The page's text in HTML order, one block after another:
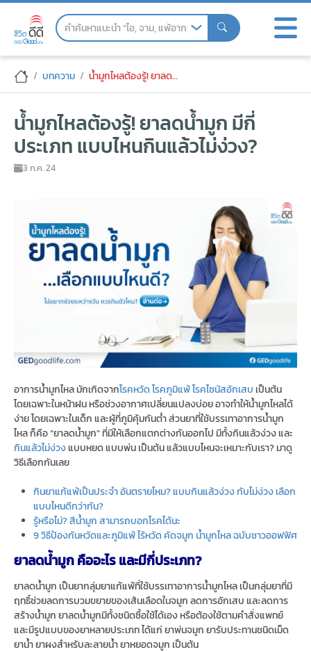
Skip
น้ำมูกไหลต้องรู้! ยาลดน้ำมูก มีกี่ประเภท แ
บทความ น้ำมูกไหลต้องรู้! ยาลดน้ำมูก มีกี่ประเภท แบบไหนกินแล้วไม่ง่วง?
น้ำมูกไหลต้องรู้! ยาลดน้ำมูก มีกี่
ประเภท แบบไหนกินแล้วไม่ง่วง?
3 ก.ค. 24
อาการน้ำมูกไหล มักเกิดจากโรคหวัด โรคภูมิแพ้โรคไซนัสอักเสบ เป็นต้น
โดยเฉพาะในหน้าฝน หรือช่วงอากาศเปลี่ยนแปลงบ่อย อาจทำให้น้ำมูกไหลได้
ง่าย โดยเฉพาะในเด็ก และผู้ที่ภูมิคุ้มกันต่ำ ส่วนยาที่ใช้บรรเทาอาการน้ำมูก
ไหล ก็คือ “ยาลดน้ำมูก” ที่มีให้เลือกแตกต่างกันออกไป มีทั้งกินแล้วง่วง และ
กินแล้วไม่ง่วง แบบหยด แบบพ่น เป็นต้น แล้วแบบไหนจะเหมาะกับเรา? มาดู
วิธีเลือกกันเลย
กินยาแก้แพ้เป็นประจำ อันตรายไหม? แบบกินแล้วง่วง กับไม่ง่วง เลือก
แบบไหนดีกว่ากัน?
รู้หรือไม่? สีน้ำมูก สามารถบอกโรคได้นะ
9 วิธีป้องกันหวัดและภูมิแพ้ ไร้หวัด คัดจมูก น้ำมูกไหล ฉบับชาวออฟฟิศ
ยาลดน้ำมูก คืออะไร และมีกี่ประเภท?
ยาลดน้ำมูก เป็นยากลุ่มยาแก้แพ้ที่ใช้บรรเทาอาการน้ำมูกไหล เป็นกลุ่มยาที่มี
ฤทธิ์ช่วยลดการบวมขยายของเส้นเลือดในจมูก ลดการอักเสบ และลดการ
สร้างน้ำมูก ยาลดน้ำมูกมีทั้งชนิดซื้อใช้ได้เอง หรือต้องใช้ตามคำสั่งแพทย์
และมีรูปแบบของยาหลายประเภท ได้แก่ ยาพ่นจมูก ยารับประทานชนิดเม็ด
ยาน้ำ ยาผงสำหรับละลายน้ำ ยาหยอดจมูก เป็นต้น